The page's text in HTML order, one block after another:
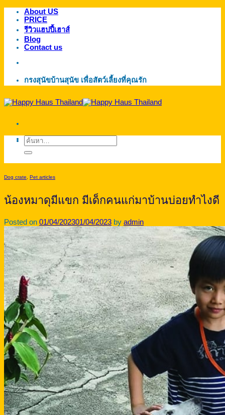
ข้าม
เนื้อหา
About US
PRICE
รีวิวแฮปปี้เฮาส์
Blog
Contact us
กรงสุนัขบ้านสุนัข เพื่อสัตว์เลี้ยงที่คุณรัก
ค้นหา:
Dog crate, Pet articles
น้องหมาดุมีแขก มีเด็กคนแก่มาบ้านบ่อยทำไงดี
Posted on 01/04/202301/04/2023 by admin